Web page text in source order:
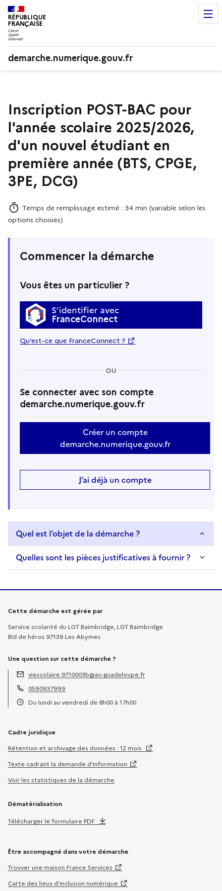
RÉPUBLIQUE
FRANÇAISE
demarche.numerique.gouv.fr
Inscription POST-BAC pour
l'année scolaire 2025/2026,
d'un nouvel étudiant en
première année (BTS, CPGE,
3PE, DCG)
Temps de remplissage estimé : 34 min (variable selon les
options choisies)
Commencer la démarche
Vous êtes un particulier ?
S’identifier avec
FranceConnect
Qu’est-ce que FranceConnect ?
OU
Se connecter avec son compte
demarche.numerique.gouv.fr
Créer un compte
demarche.numerique.gouv.fr
J’ai déjà un compte
Quel est l’objet de la démarche ?
Quelles sont les pièces justificatives à fournir ?
Informations sur la démarche
Cette démarche est gérée par
Service scolarité du LGT Baimbridge, LGT Baimbridge
Bld de héros 97139 Les Abymes
Une question sur cette démarche ?
Adresse électronique :
viescolaire.9710003b@ac-guadeloupe.fr
Téléphone :
0590937999
Du lundi au vendredi de 8h00 à 17h00
Cadre juridique
Rétention et archivage des données : 12 mois
Texte cadrant la demande d’information
Voir les statistiques de la démarche
Dématérialisation
Télécharger le formulaire PDF
Être accompagné dans votre démarche
Trouver une maison France Services
Carte des lieux d’inclusion numérique